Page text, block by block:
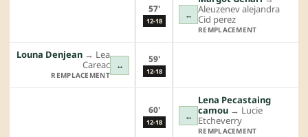
57'
12-18
↔
Aleuzenev alejandra
Cid perez
REMPLACEMENT
↔
Louna Denjean →︎ Lea
Careac
REMPLACEMENT
59'
12-18
60'
12-18
↔
Lena Pecastaing
camou →︎ Lucie
Etcheverry
REMPLACEMENT